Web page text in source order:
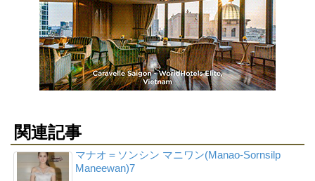
関連記事
マナオ＝ソンシン マニワン(Manao-Sornsilp
Maneewan)7